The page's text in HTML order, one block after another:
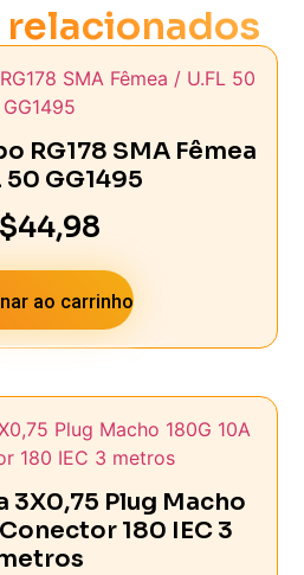
relacionados
RG178 SMA Fêmea
50 GG1495
44,98
ao carrinho
3X0,75 Plug Macho
180 IEC 3